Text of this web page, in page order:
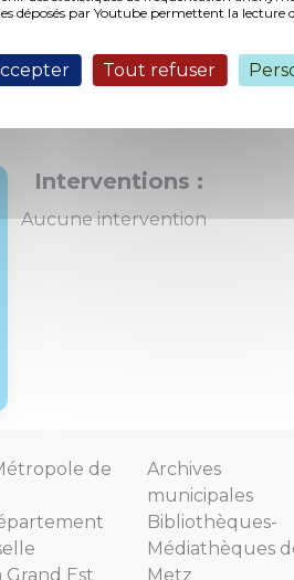
déposés par Youtube permettent la
Tout refuser
publié le 18/02/2013)
de passage en
Interventions :
Aucune intervention
de
Grand Est
Archives
municipales
Bibliothèques-
Médiathèques
Metz